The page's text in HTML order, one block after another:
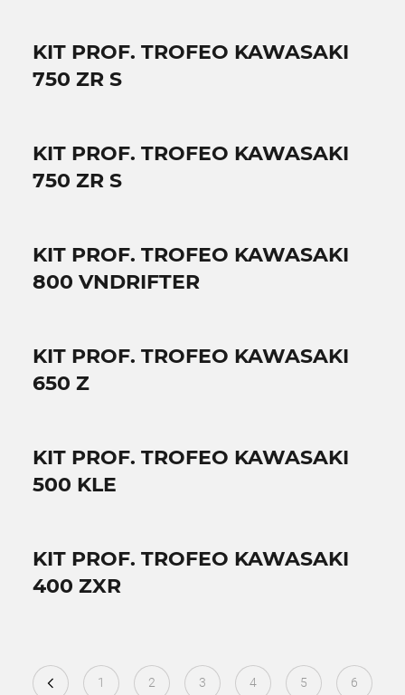
KIT PROF. TROFEO KAWASAKI
750 ZR S
KIT PROF. TROFEO KAWASAKI
750 ZR S
KIT PROF. TROFEO KAWASAKI
800 VNDRIFTER
KIT PROF. TROFEO KAWASAKI
650 Z
KIT PROF. TROFEO KAWASAKI
500 KLE
KIT PROF. TROFEO KAWASAKI
400 ZXR
1 2 3 4 5 6